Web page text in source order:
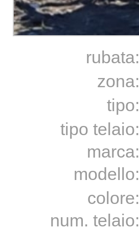
rubata:
zona:
tipo:
tipo telaio:
marca:
modello:
colore:
num. telaio: